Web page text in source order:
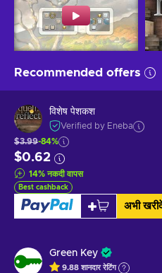
Recommended offers
विशेष पेशकश
Verified by Eneba
$3.99-84%
$0.62
14% नकदी वापस
Best cashback
अभी
Green Key
9.88 शानदाररेटिंग